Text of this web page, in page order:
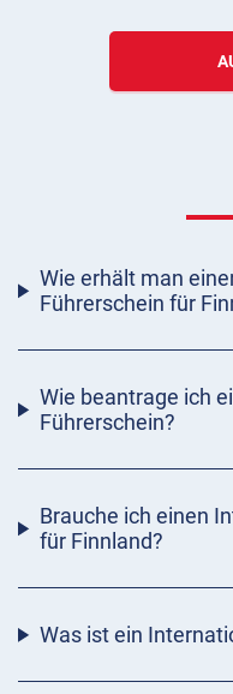
Wie erhält man
Führerschein für
Wie beantrage ich
Führerschein?
Brauche ich einen
für Finnland?
Was ist ein